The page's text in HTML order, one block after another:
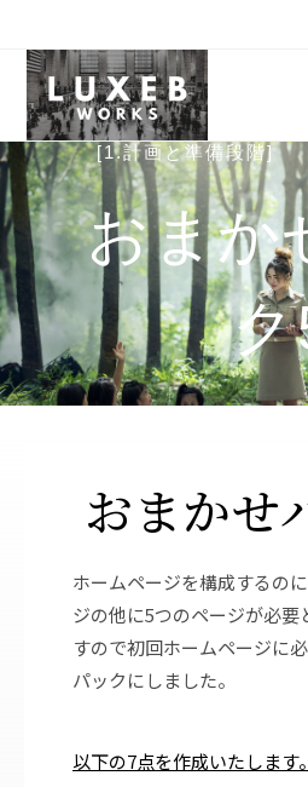
[1.計画と準備段階]
おまか
おまかせ
ホームページを構成するの
ジの他に5つのページが必要
すので初回ホームページに
パックにしました。
以下の7点を作成いたします。